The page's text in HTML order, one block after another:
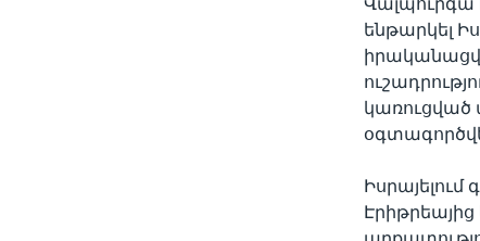
Վալպուրգա
ենթարկել
կառուցված